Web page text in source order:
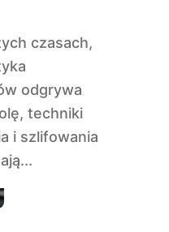
odgrywa
techniki
i szlifowania